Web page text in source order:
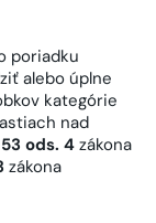
poriadku
alebo úplne
kategórie
nad
ods. 4zákona
zákona